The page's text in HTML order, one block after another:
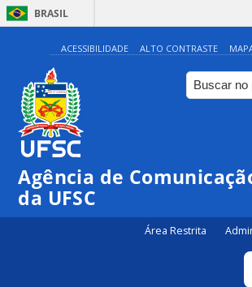
BRASIL
ACESSIBILIDADE ALTO CONTRASTE
Agência de
da UFSC
Área Restrita